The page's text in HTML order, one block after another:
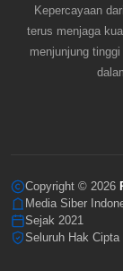
Kepercayaan
terus menjaga
menjunjung
Copyright © 2026
Media Siber
Sejak 2021
Seluruh Hak Cipta